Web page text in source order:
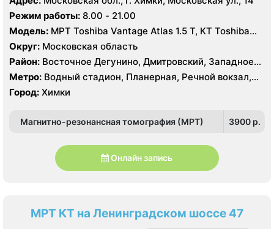
Режим работы: 8.00 - 21.00
Модель: МРТ Toshiba Vantage Atlas 1.5 Т, КТ Toshiba
Aquilion 64 среза, УЗИ
Округ: Московская область
Район: Восточное Дегунино, Дмитровский, Западное
Дегунино, Ховрино, Куркино, Северное Тушино, Южное
Тушино
Метро: Водный стадион, Планерная, Речной вокзал,
Сходненская, Беломорская, Ховрино
Город: Химки
Магнитно-резонансная томография (МРТ) 3900 p.
Онлайн запись
МРТ КТ на Ленинградском шоссе 47